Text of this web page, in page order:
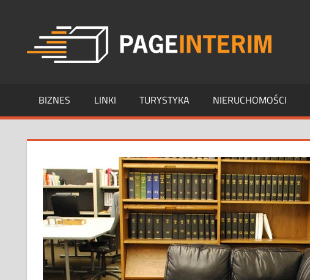
content
BIZNES LINKI TURYSTYKA NIERUCHOMOŚCI